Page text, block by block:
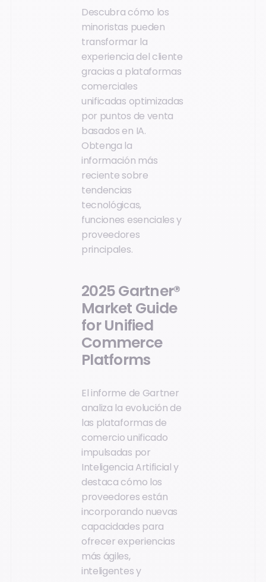
Descubra cómo los
minoristas pueden
transformar la
experiencia del cliente
gracias a plataformas
comerciales
unificadas optimizadas
por puntos de venta
basados en IA.
Obtenga la
información más
reciente sobre
tendencias
tecnológicas,
funciones esenciales y
proveedores
principales.
2025 Gartner®
Market Guide
for Unified
Commerce
Platforms
El informe de Gartner
analiza la evolución de
las plataformas de
comercio unificado
impulsadas por
Inteligencia Artificial y
destaca cómo los
proveedores están
incorporando nuevas
capacidades para
ofrecer experiencias
más ágiles,
inteligentes y